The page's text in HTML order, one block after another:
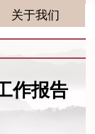
关于我们
作报告